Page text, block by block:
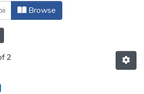
Psicológico by
Browse
2